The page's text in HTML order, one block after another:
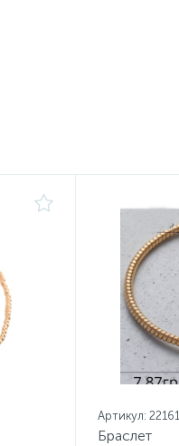
Артикул:
Браслет